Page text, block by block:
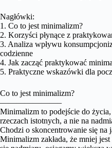
Nagłówki:
1. Co to jest minimalizm?
2. Korzyści płynące z
3. Analiza wpływu
codzienne
4. Jak zacząć praktykować
5. Praktyczne wskazówki dla
Co to jest minimalizm?
———————–
Minimalizm to podejście do
rzeczach istotnych, a nie na
Chodzi o skoncentrowanie się na
Minimalizm zakłada, że mniej